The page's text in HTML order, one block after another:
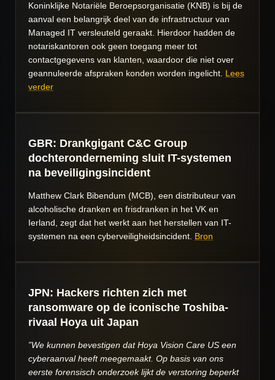
Koninklijke Notariële Beroepsorganisatie (KNB) is bij de
aanval een belangrijk deel van de infrastructuur van
Managed IT versleuteld geraakt. Hierdoor hadden de
notariskantoren ook geen toegang meer tot
contactgegevens van klanten, waardoor die niet over
geannuleerde afspraken konden worden ingelicht. Lees
verder
GBR: Drankgigant C&C Group
dochteronderneming sluit IT-systemen
na beveiligingsincident
Matthew Clark Bibendum (MCB), een distributeur van
alcoholische dranken en frisdranken in het VK en
Ierland, zegt dat het werkt aan het herstellen van IT-
systemen na een cyberveiligheidsincident. Bron
JPN: Hackers richten zich met
ransomware op de iconische Toshiba-
rivaal Hoya uit Japan
”We kunnen bevestigen dat Hoya Vision Care US een
cyberaanval heeft meegemaakt. Op basis van ons
eerste forensisch onderzoek lijkt de verstoring beperkt